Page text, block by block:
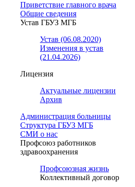
Приветствие главного врача
Общие сведения
Устав ГБУЗ МГБ
Устав (06.08.2020)
Изменения в устав
(21.04.2026)
Лицензия
Актуальные лицензии
Архив
Администрация больницы
Структура ГБУЗ МГБ
СМИ о нас
Профсоюз работников
здравоохранения
Профсоюзная жизнь
Коллективный договор